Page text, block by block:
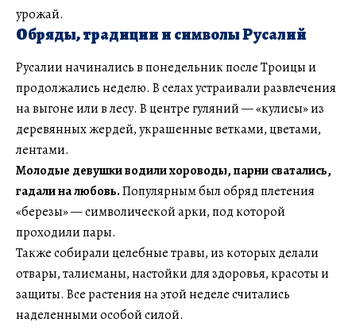
урожай.
Обряды, традиции и символы Русалий
Русалии начинались в понедельник после Троицы и
продолжались неделю. В селах устраивали развлечения
на выгоне или в лесу. В центре гуляний — «кулисы» из
деревянных жердей, украшенные ветками, цветами,
лентами.
Молодые девушки водили хороводы, парни сватались,
гадали на любовь.Популярным был обряд плетения
«березы» — символической арки, под которой
проходили пары.
Также собирали целебные травы, из которых делали
отвары, талисманы, настойки для здоровья, красоты и
защиты. Все растения на этой неделе считались
наделенными особой силой.